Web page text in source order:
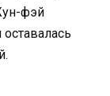
фэй